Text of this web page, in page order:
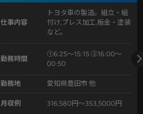
仕事内容
トヨタ車の製造。組立・組
付け,プレス加工,板金・塗装
など。
勤務時間
①6:25〜15:15 ②16:00〜
00:50
勤務地 愛知県豊田市 他
月収例 316,580円〜353,5000円